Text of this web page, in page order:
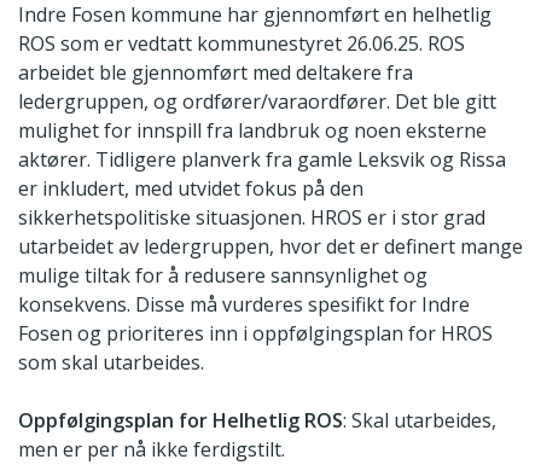
Indre Fosen kommune har gjennomført en helhetlig
ROS som er vedtatt kommunestyret 26.06.25. ROS
arbeidet ble gjennomført med deltakere fra
ledergruppen, og ordfører/varaordfører. Det ble gitt
mulighet for innspill fra landbruk og noen eksterne
aktører. Tidligere planverk fra gamle Leksvik og Rissa
er inkludert, med utvidet fokus på den
sikkerhetspolitiske situasjonen. HROS er i stor grad
utarbeidet av ledergruppen, hvor det er definert mange
mulige tiltak for å redusere sannsynlighet og
konsekvens. Disse må vurderes spesifikt for Indre
Fosen og prioriteres inn i oppfølgingsplan for HROS
som skal utarbeides.
Oppfølgingsplan for Helhetlig ROS: Skal utarbeides,
men er per nå ikke ferdigstilt.